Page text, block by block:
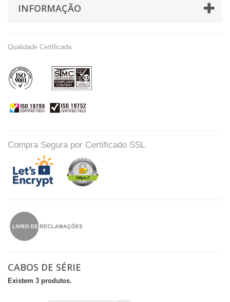
INFORMAÇÃO
Qualidade Certificada
Compra Segura por Certificado SSL
CABOS DE SÉRIE
Existem 3 produtos.